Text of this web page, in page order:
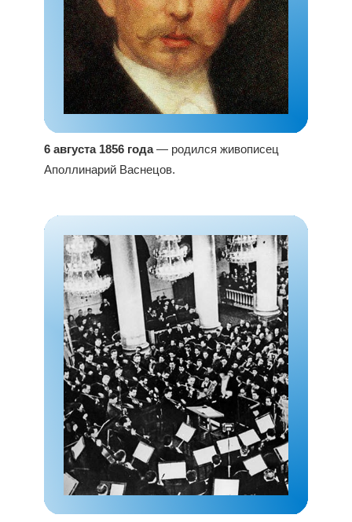
6 августа 1856 года— родился живописец
Аполлинарий Васнецов.